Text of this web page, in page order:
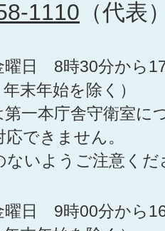
1110 （代表
曜日 8時30分から
末年始を除く）
一本庁舎守衛室に
できません。
ないようご注意くだ
曜日 9時00分から